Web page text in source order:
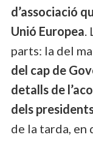
d’associació
Unió Europea.
parts: la del
del cap de
detalls de
dels
de la tarda, en